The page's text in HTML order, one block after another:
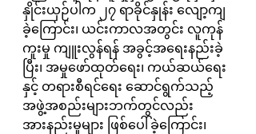
နှိုင်းယှဉ်ပါက ၂၇ ရာခိုင်နှုန်း လျော့ကျ
ခဲ့ကြောင်း၊ ယင်းကာလအတွင်း လူကုန်
ကူးမှု ကျူးလွန်ရန် အခွင့်အရေးနည်းခဲ့
ပြီး၊ အမှုဖော်ထုတ်ရေး၊ ကယ်ဆယ်ရေး
နှင့် တရားစီရင်ရေး ဆောင်ရွက်သည့်
အဖွဲ့အစည်းများဘက်တွင်လည်း
အားနည်းမှုများ ဖြစ်ပေါ်ခဲ့ကြောင်း၊